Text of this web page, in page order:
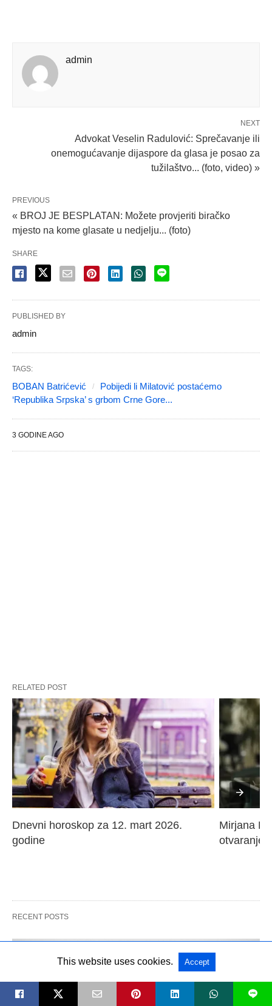
admin
NEXT
Advokat Veselin Radulović: Sprečavanje ili
onemogućavanje dijaspore da glasa je posao za
tužilaštvo... (foto, video) »
PREVIOUS
« BROJ JE BESPLATAN: Možete provjeriti biračko
mjesto na kome glasate u nedjelju... (foto)
SHARE
PUBLISHED BY
admin
TAGS:
BOBAN Batrićević
Pobijedi li Milatović postaćemo
‘Republika Srpska’ s grbom Crne Gore...
3 GODINE AGO
RELATED POST
Dnevni horoskop za 12. mart 2026.
godine
Mirjana
otvaranje
RECENT POSTS
L
This website uses cookies. Accept